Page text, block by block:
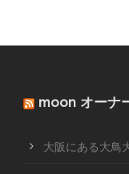
moon オーナ
大阪にある大鳥